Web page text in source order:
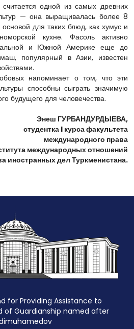
одной из самых древних
— она выращивалась более 8
для таких блюд, как хумус и
кухне. Фасоль активно
и Южной Америке еще до
популярный в Азии, известен
напоминает о том, что эти
способны сыграть значимую
будущего для человечества.
Энеш ГУРБАНДУРДЫЕВА,
студентка I курса факультета
международного права
международных отношений
иностранных дел Туркменистана.
for Providing Assistance to
of Guardianship named after